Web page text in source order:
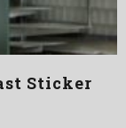
Sticker